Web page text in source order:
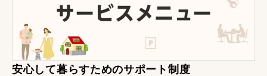
安心して暮らすためのサポート制度